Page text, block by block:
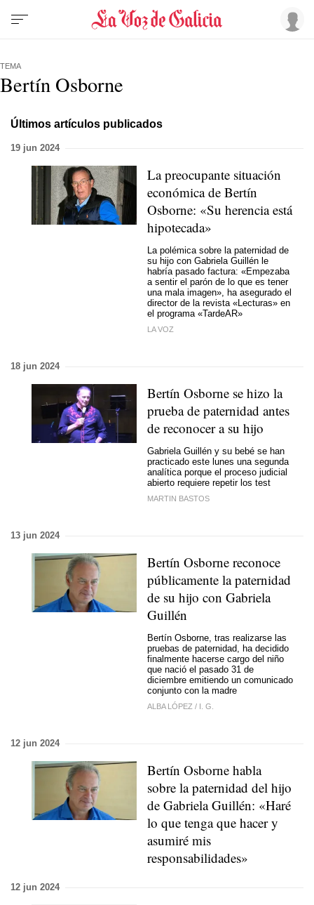
TEMA
Bertín Osborne
Últimos artículos publicados
19 jun 2024
La preocupante situación
económica de Bertín
Osborne: «Su herencia está
hipotecada»
La polémica sobre la paternidad de
su hijo con Gabriela Guillén le
habría pasado factura: «Empezaba
a sentir el parón de lo que es tener
una mala imagen», ha asegurado el
director de la revista «Lecturas» en
el programa «TardeAR»
LA VOZ
18 jun 2024
Bertín Osborne se hizo la
prueba de paternidad antes
de reconocer a su hijo
Gabriela Guillén y su bebé se han
practicado este lunes una segunda
analítica porque el proceso judicial
abierto requiere repetir los test
MARTIN BASTOS
13 jun 2024
Bertín Osborne reconoce
públicamente la paternidad
de su hijo con Gabriela
Guillén
Bertín Osborne, tras realizarse las
pruebas de paternidad, ha decidido
finalmente hacerse cargo del niño
que nació el pasado 31 de
diciembre emitiendo un comunicado
conjunto con la madre
ALBA LÓPEZ / I. G.
12 jun 2024
Bertín Osborne habla
sobre la paternidad del hijo
de Gabriela Guillén: «Haré
lo que tenga que hacer y
asumiré mis
responsabilidades»
12 jun 2024